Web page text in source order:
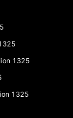
1325
1325